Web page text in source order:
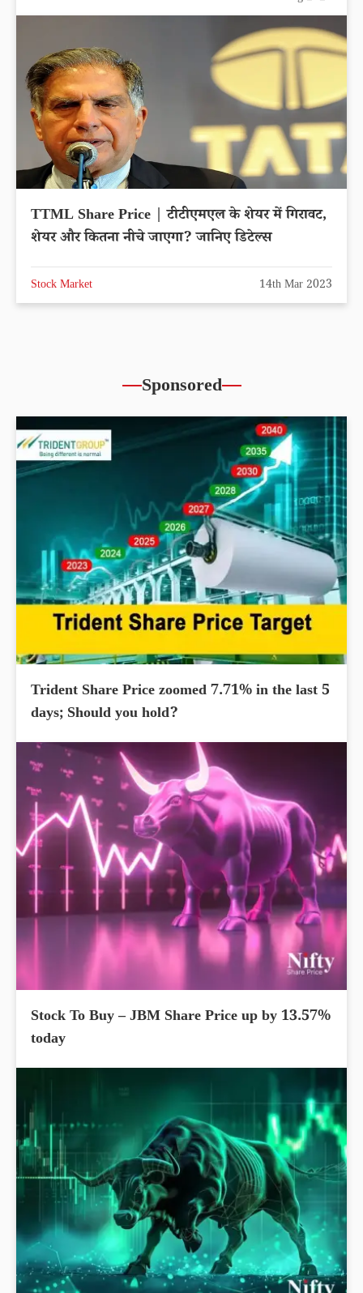
TTML Share Price | टीटीएमएल के शेयर में गिरावट,
शेयर और कितना नीचे जाएगा? जानिए डिटेल्स
Stock Market 14th Mar 2023
Sponsored
Trident Share Price zoomed 7.71% in the last 5
days; Should you hold?
Stock To Buy – JBM Share Price up by 13.57%
today